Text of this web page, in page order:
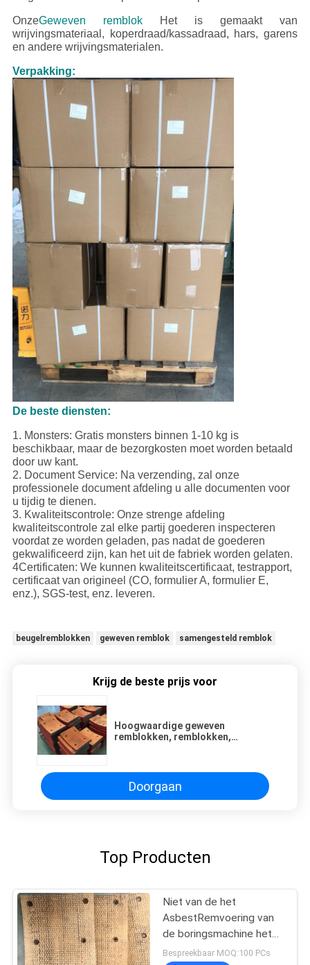
OnzeGeweven remblok
Het is gemaakt van
wrijvingsmateriaal, koperdraad/kassadraad, hars, garens
en andere wrijvingsmaterialen.
Verpakking:
De beste diensten:
1. Monsters: Gratis monsters binnen 1-10 kg is
beschikbaar, maar de bezorgkosten moet worden betaald
door uw kant.
2. Document Service: Na verzending, zal onze
professionele document afdeling u alle documenten voor
u tijdig te dienen.
3. Kwaliteitscontrole: Onze strenge afdeling
kwaliteitscontrole zal elke partij goederen inspecteren
voordat ze worden geladen, pas nadat de goederen
gekwalificeerd zijn, kan het uit de fabriek worden gelaten.
4Certificaten: We kunnen kwaliteitscertificaat, testrapport,
certificaat van origineel (CO, formulier A, formulier E,
enz.), SGS-test, enz. leveren.
beugelremblokken geweven remblok samengesteld remblok
Krijg de beste prijs voor
Hoogwaardige geweven
remblokken, remblokken,
Doorgaan
Top Producten
Niet van de het
AsbestRemvoering van
de boringsmachine het
Materiaal
Bespreekbaar MOQ:100 PCs